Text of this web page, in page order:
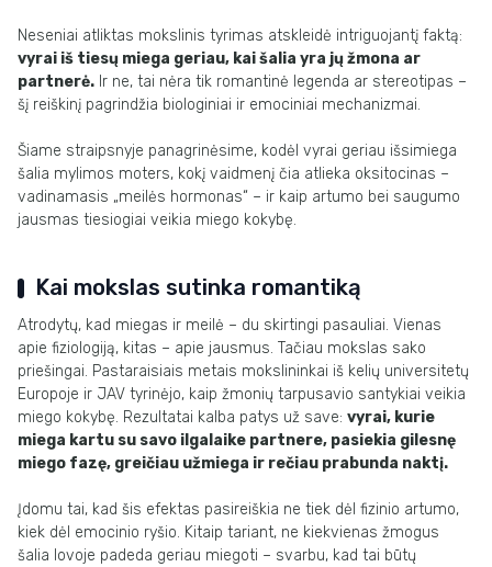
Neseniai atliktas mokslinis tyrimas atskleidė intriguojantį faktą:
vyrai iš tiesų miega geriau, kai šalia yra jų žmona ar
partnerė. Ir ne, tai nėra tik romantinė legenda ar stereotipas –
šį reiškinį pagrindžia biologiniai ir emociniai mechanizmai.
Šiame straipsnyje panagrinėsime, kodėl vyrai geriau išsimiega
šalia mylimos moters, kokį vaidmenį čia atlieka oksitocinas –
vadinamasis „meilės hormonas“ – ir kaip artumo bei saugumo
jausmas tiesiogiai veikia miego kokybę.
Kai mokslas sutinka romantiką
Atrodytų, kad miegas ir meilė – du skirtingi pasauliai. Vienas
apie fiziologiją, kitas – apie jausmus. Tačiau mokslas sako
priešingai. Pastaraisiais metais mokslininkai iš kelių universitetų
Europoje ir JAV tyrinėjo, kaip žmonių tarpusavio santykiai veikia
miego kokybę. Rezultatai kalba patys už save: vyrai, kurie
miega kartu su savo ilgalaike partnere, pasiekia gilesnę
miego fazę, greičiau užmiega ir rečiau prabunda naktį.
Įdomu tai, kad šis efektas pasireiškia ne tiek dėl fizinio artumo,
kiek dėl emocinio ryšio. Kitaip tariant, ne kiekvienas žmogus
šalia lovoje padeda geriau miegoti – svarbu, kad tai būtų